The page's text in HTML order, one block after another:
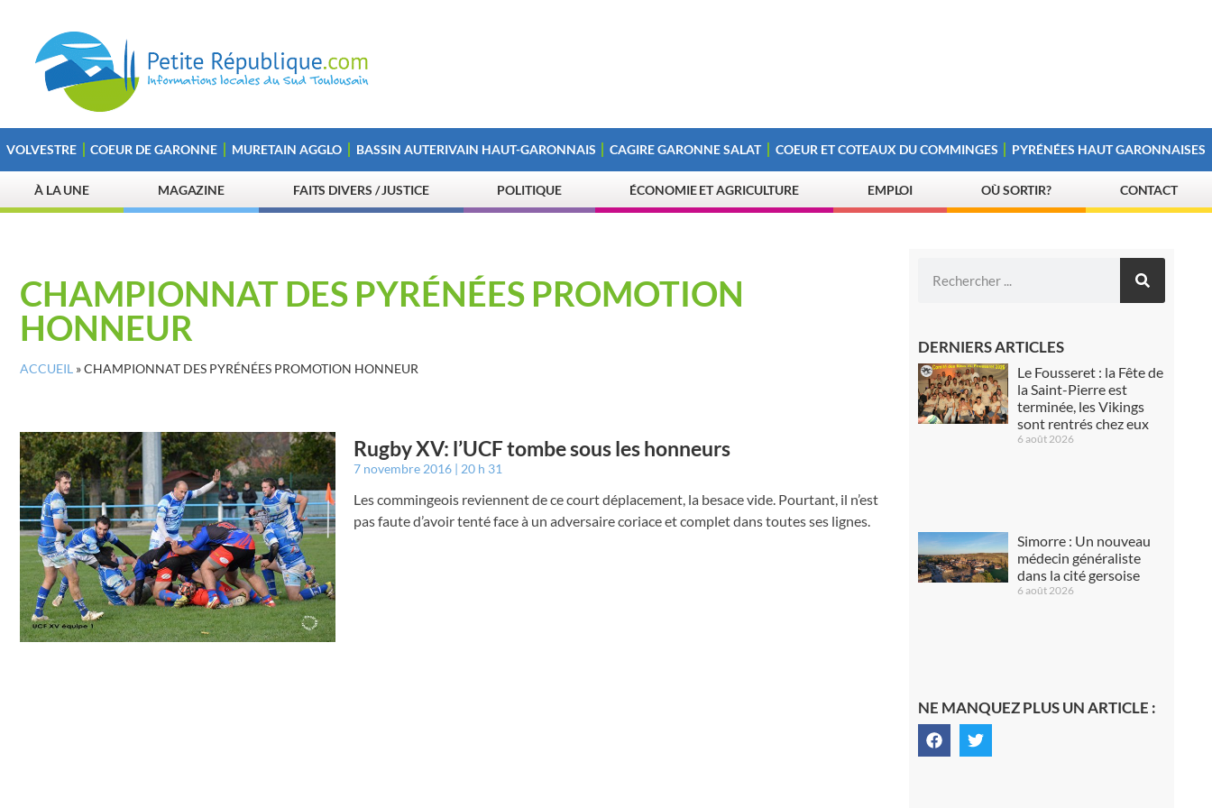
VOLVESTRE COEUR DE GARONNE MURETAIN AGGLO BASSIN AUTERIVAIN HAUT-GARONNAIS CAGIRE GARONNE SALAT COEUR ET COTEAUX DU COMMINGES PYRÉNÉES HAUT GARONNAISES
À LA UNE MAGAZINE FAITS DIVERS / JUSTICE POLITIQUE ÉCONOMIE ET AGRICULTURE EMPLOI OÙ SORTIR? CONTACT
CHAMPIONNAT DES PYRÉNÉES PROMOTION
HONNEUR
ACCUEIL »CHAMPIONNAT DES PYRÉNÉES PROMOTION HONNEUR
Rugby XV: l’UCF tombe sous les honneurs
7 novembre 2016 20 h 31
Les commingeois reviennent de ce court déplacement, la besace vide. Pourtant, il n’est
pas faute d’avoir tenté face à un adversaire coriace et complet dans toutes ses lignes.
DERNIERS ARTICLES
Le Fousseret : la Fête de
la Saint-Pierre est
terminée, les Vikings
sont rentrés chez eux
6 août 2026
Simorre : Un nouveau
médecin généraliste
dans la cité gersoise
6 août 2026
NE MANQUEZ PLUS UN ARTICLE :